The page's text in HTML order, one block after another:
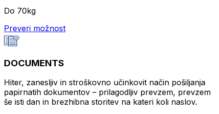
Do 70kg
Preveri možnost
DOCUMENTS
Hiter, zanesljiv in stroškovno učinkovit način pošiljanja
papirnatih dokumentov – prilagodljiv prevzem, prevzem
še isti dan in brezhibna storitev na kateri koli naslov.